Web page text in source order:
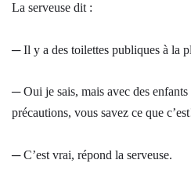
La serveuse dit :
─ Il y a des toilettes publiques à la
─ Oui je sais, mais avec des
précautions, vous savez ce que
─ C’est vrai, répond la serveuse.